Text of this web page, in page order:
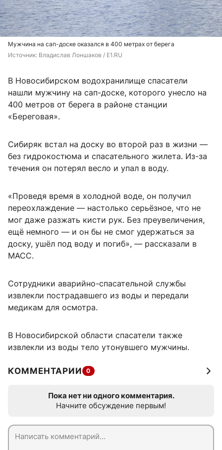
Мужчина на сап-доске оказался в 400 метрах от берега
Источник: Владислав Лоншаков / E1.RU
В Новосибирском водохранилище спасатели
нашли мужчину на сап-доске, которого унесло на
400 метров от берега в районе станции
«Береговая».
Сибиряк встал на доску во второй раз в жизни —
без гидрокостюма и спасательного жилета. Из-за
течения он потерял весло и упал в воду.
«Проведя время в холодной воде, он получил
переохлаждение — настолько серьёзное, что не
мог даже разжать кисти рук. Без преувеличения,
ещё немного — и он бы не смог удержаться за
доску, ушёл под воду и погиб», — рассказали в
МАСС.
Сотрудники аварийно-спасательной службы
извлекли пострадавшего из воды и передали
медикам для осмотра.
В Новосибирской области спасатели также
извлекли из воды тело утонувшего мужчины.
КОММЕНТАРИИ 0
Пока нет ни одного комментария.
Начните обсуждение первым!